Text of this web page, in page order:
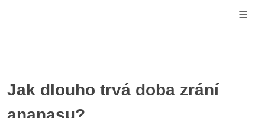
Jak dlouho trvá doba zrání